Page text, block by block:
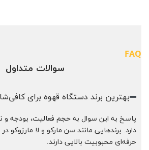
FAQ
سوالات متداول
بهترین برند دستگاه قهوه برای
پاسخ به این سوال به حجم فعالیت، بودجه
دارد. برندهایی مانند سن مارکو و لا مارزوکو
حرفه‌ای محبوبیت بالایی دارند.